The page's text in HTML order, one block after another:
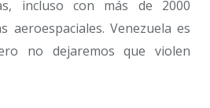
incluso con más de 2000
aeroespaciales. Venezuela es
no dejaremos que violen